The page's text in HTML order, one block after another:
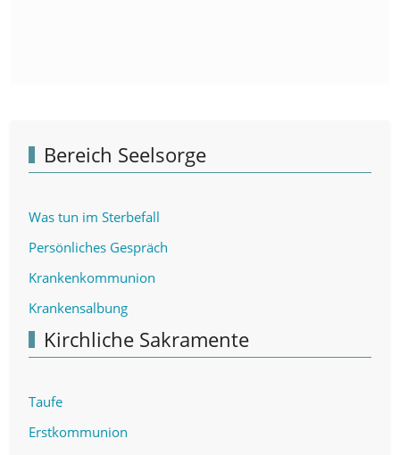
Bereich Seelsorge
Was tun im Sterbefall
Persönliches Gespräch
Krankenkommunion
Krankensalbung
Kirchliche Sakramente
Taufe
Erstkommunion